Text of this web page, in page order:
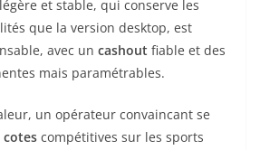
et stable, qui conserve les
que la version desktop, est
avec un cashout fiable et des
mais paramétrables.
un opérateur convaincant se
cotes compétitives sur les sports